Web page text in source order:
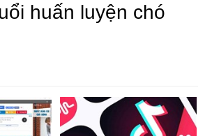
huấn luyện chó